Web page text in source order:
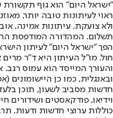
"ישראל היום" הוא גוף
ראוי לעיתונות טובה יותר,
ולא צועקת. עיתונות אמינה,
הפך "ישראל היום" לעיתון
חול. מו"ל העיתון היא ד"ר
והעורך המייסד הוא עמוס
חדשות מסביב לשעון, תוכן
וידיאו, פודקאסטים ושידורים
כוללות ערוצי חדשות ודעות,